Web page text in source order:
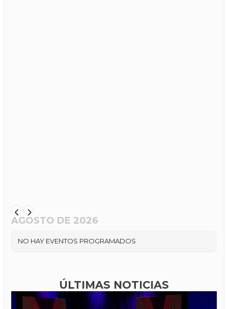
AGOSTO DE 2026
NO HAY EVENTOS PROGRAMADOS
ÚLTIMAS NOTICIAS